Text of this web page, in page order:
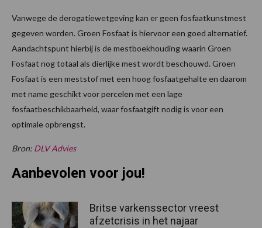
Vanwege de derogatiewetgeving kan er geen fosfaatkunstmest
gegeven worden. Groen Fosfaat is hiervoor een goed alternatief.
Aandachtspunt hierbij is de mestboekhouding waarin Groen
Fosfaat nog totaal als dierlijke mest wordt beschouwd. Groen
Fosfaat is een meststof met een hoog fosfaatgehalte en daarom
met name geschikt voor percelen met een lage
fosfaatbeschikbaarheid, waar fosfaatgift nodig is voor een
optimale opbrengst.
Bron: DLV Advies
Aanbevolen voor jou!
Britse varkenssector vreest
afzetcrisis in het najaar